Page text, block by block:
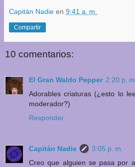
Capitán Nadie en 9:41 a. m.
Compartir
10 comentarios:
El Gran Waldo Pepper 2:20 p. m.
Adorables criaturas (¿esto lo
moderador?)
Responder
Capitán Nadie
3:05 p. m.
Creo que alguien se pasa por